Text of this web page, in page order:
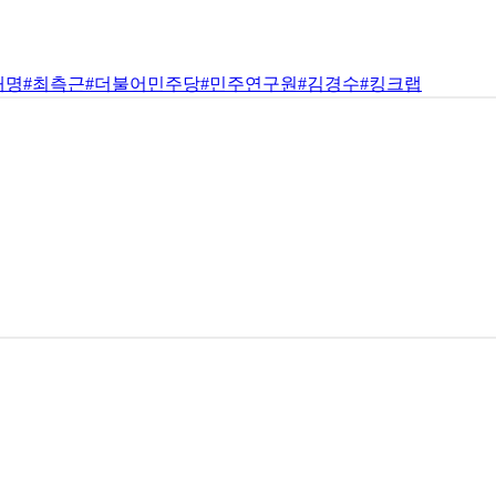
명#최측근#더불어민주당#민주연구원#김경수#킹크랩